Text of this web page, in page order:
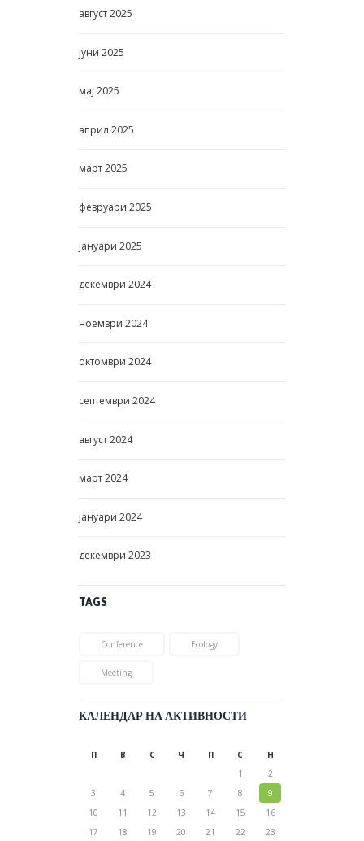
август2025
јуни 2025
мај 2025
април 2025
март2025
февруари 2025
јануари 2025
декември 2024
ноември 2024
октомври 2024
септември 2024
август2024
март2024
јануари 2024
декември 2023
TAGS
Conference Ecology
Meeting
КАЛЕНДАР НА АКТИВНОСТИ
П В С Ч П С Н
1
2
3
4 5 6 7 8
9
10
11 12 13 14 15
16
17
18 19 20 21 22
23